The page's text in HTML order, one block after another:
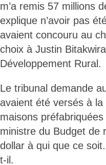
m’a remis 57 millions
explique n’avoir pas
avaient concouru au
choix à Justin
Développement Rural.
Le tribunal demande
avaient été versés à
maisons
ministre du Budget de
dollar à qui que ce
t-il.